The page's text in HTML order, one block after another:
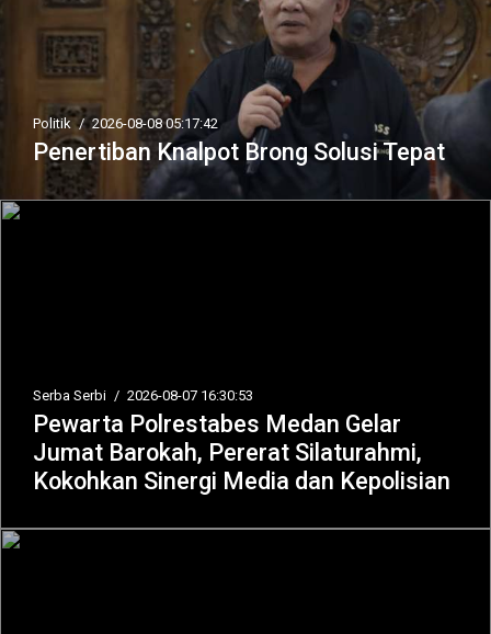
Politik / 2026-08-08 05:17:42
Penertiban Knalpot Brong Solusi Tepat
Serba Serbi / 2026-08-07 16:30:53
Pewarta Polrestabes Medan Gelar
Jumat Barokah, Pererat Silaturahmi,
Kokohkan Sinergi Media dan Kepolisian